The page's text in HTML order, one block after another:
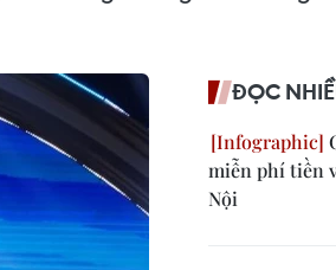
ĐỌC
miễn phí tiền
Nội